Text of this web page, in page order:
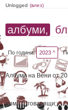
Unlogged (влез)
албуми,
По години: 2023 ^
Албуми на Вени от
няма отговарящи;